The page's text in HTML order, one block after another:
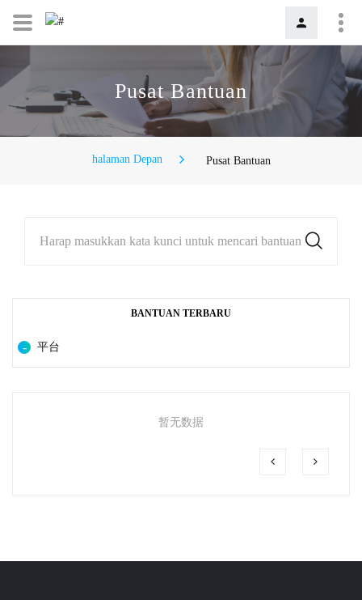
Pusat Bantuan
halaman Depan Pusat Bantuan
Harap masukkan kata kunci untuk mencari bantuan
BANTUAN TERBARU
平台
暂无数据